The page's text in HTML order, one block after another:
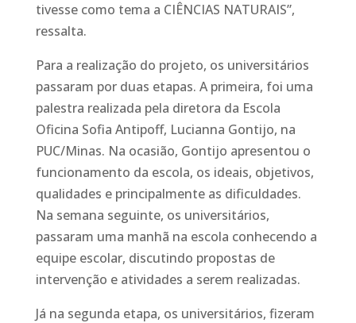
tivesse como tema a CIÊNCIAS NATURAIS”,
ressalta.
Para a realização do projeto, os universitários
passaram por duas etapas. A primeira, foi uma
palestra realizada pela diretora da Escola
Oficina Sofia Antipoff, Lucianna Gontijo, na
PUC/Minas. Na ocasião, Gontijo apresentou o
funcionamento da escola, os ideais, objetivos,
qualidades e principalmente as dificuldades.
Na semana seguinte, os universitários,
passaram uma manhã na escola conhecendo a
equipe escolar, discutindo propostas de
intervenção e atividades a serem realizadas.
Já na segunda etapa, os universitários, fizeram